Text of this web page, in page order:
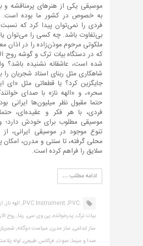
موسیقی یکی از هنرهای پرمناقشه و
به خصوص در کشور ما بوده است.
فردی را نمی‌توان پیدا کرد که
بی‌تفاوت باشد. چه کسی را می‌توان
ملکوتی مرحوم موذن‌زاده را در اذان
که در دستگاه بیات ترک و گوشه روح
شده است، عاشقانه نشنیده باشد؟
شاهکاری مثل ربنای استاد شجریان را
جایگزین کرد؟ یا قطعاتی مثل «ای
سحر»، و «الهه ناز» با صدای
حتما مقبول نظر میلیون‌ها ایرانی
فردی، با هر فکر و عقیده‌ای،
موسیقی مطلوب برای خودش دارد؛
تنوع موجود در موسیقی ایرانی،
محلی گرفته، تا سنتی و مدرن،
سلایق را فراهم کرده است.
ادامه مطلب …
PVC,
PVC Instrument, الهه ناز,
بیات ترک,پدرخوانده,پی وی سی, ربنا, روح
ساز ابداعی, ساز مدرن, سیاست دوگانه,
صدا و سیما,صوت, فرکانس طبیعی, لوله